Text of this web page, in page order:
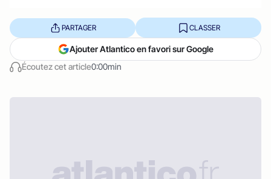
Écoutez cet article0:00min
PARTAGER CLASSER
Ajouter Atlantico en favori sur Google